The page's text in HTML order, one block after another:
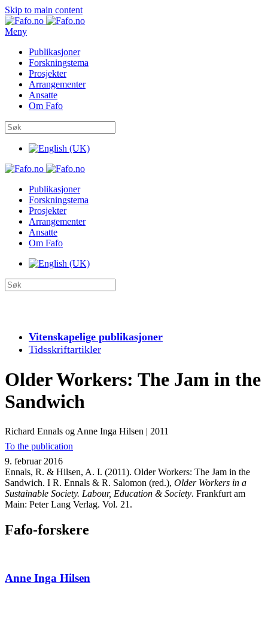
Skip to main content
Meny
Publikasjoner
Forskningstema
Prosjekter
Arrangementer
Ansatte
Om Fafo
Publikasjoner
Forskningstema
Prosjekter
Arrangementer
Ansatte
Om Fafo
Vitenskapelige publikasjoner
Tidsskriftartikler
Older Workers: The Jam in the
Sandwich
Richard Ennals og Anne Inga Hilsen | 2011
To the publication
9. februar 2016
Ennals, R. & Hilsen, A. I. (2011). Older Workers: The Jam in the
Sandwich. I R. Ennals & R. Salomon (red.), Older Workers in a
Sustainable Society. Labour, Education & Society. Frankfurt am
Main: Peter Lang Verlag. Vol. 21.
Fafo-forskere
Anne Inga Hilsen